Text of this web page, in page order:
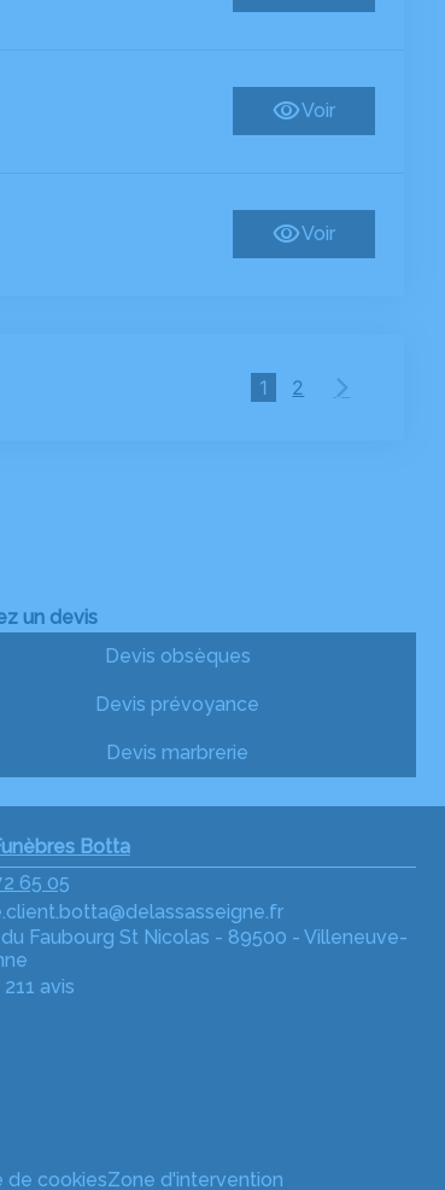
Voir
Voir
1 2
un devis
Devis obsèques
Devis prévoyance
Devis marbrerie
Botta
65 05
du Faubourg St Nicolas - 89500 - Villeneuve-
avis
de cookiesZone d'intervention